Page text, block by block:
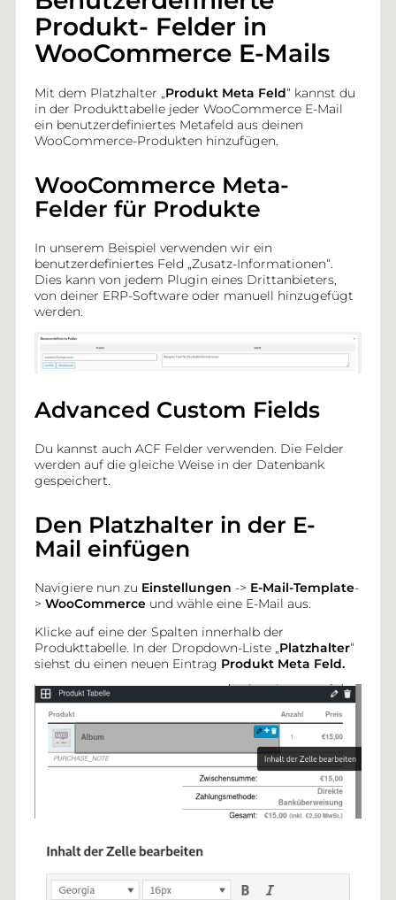
WORDPRESS PLUGINS
BLOG
KONTAKT
WooCommerce-E-Mails
WP HTML Mail WooCommerce Drittanbieter-Plugins
Telefonnummer des Kunden zu WooCommerce-E-Mails
hinzufügen
Kunden-E-Mails
Benutzerdefinierte Produkt- Felder in WooCommerce E-Mails
Aktivieren der E-Mail-Anpassung für WooCommerce Shop-
Manager
Produkt- Felder in
WooCommerce E-Mails
Mit dem Platzhalter „Produkt Meta Feld“ kannst du
in der Produkttabelle jeder WooCommerce E-Mail
ein benutzerdefiniertes Metafeld aus deinen
WooCommerce-Produkten hinzufügen.
WooCommerce Meta-
Felder für Produkte
In unserem Beispiel verwenden wir ein
benutzerdefiniertes Feld „Zusatz-Informationen“.
Dies kann von jedem Plugin eines Drittanbieters,
von deiner ERP-Software oder manuell hinzugefügt
werden.
Advanced Custom Fields
Du kannst auch ACF Felder verwenden. Die Felder
werden auf die gleiche Weise in der Datenbank
gespeichert.
Den Platzhalter in der E-
Mail einfügen
Navigiere nun zu Einstellungen -> E-Mail-Template-
> WooCommerceund wähle eine E-Mail aus.
Klicke auf eine der Spalten innerhalb der
Produkttabelle. In der Dropdown-Liste „Platzhalter“
siehst du einen neuen Eintrag Produkt Meta Feld.